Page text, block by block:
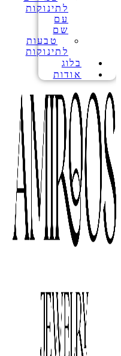
לתינוקות
עם
שם
טבעות
לתינוקות
בלוג
אודות